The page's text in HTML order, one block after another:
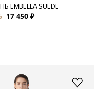
SUEDE
17 450 ₽